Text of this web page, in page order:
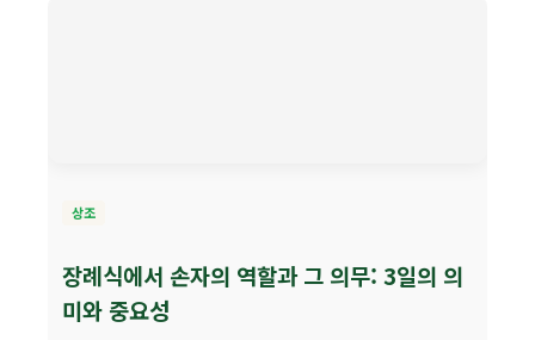
상조
장례식에서 손자의 역할과 그 의무: 3일의 의
미와 중요성